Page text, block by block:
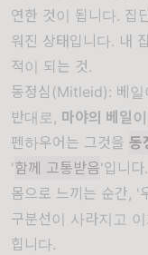
연한 것이 됩니다. 집
워진 상태입니다. 내
적이 되는 것.
동정심(Mitleid): 베
반대로, 마야의 베일
펜하우어는 그것을 동
'함께 고통받음'입니
몸으로 느끼는 순간,
구분선이 사라지고
힙니다.